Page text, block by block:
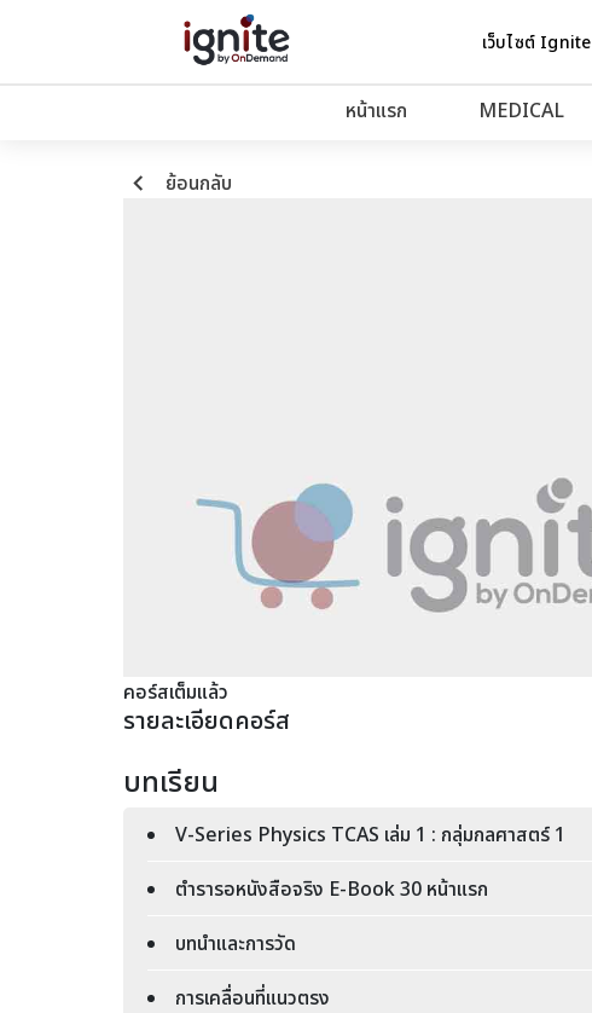
เว็บไซต์ Ignite
หน้าแรก MEDICAL
keyboard_arrow_left ย้อนกลับ
คอร์สเต็มแล้ว
รายละเอียดคอร์ส
บทเรียน
V-Series Physics TCAS เล่ม 1 : กลุ่มกลศาสตร์ 1
ตำรารอหนังสือจริง E-Book 30 หน้าแรก
บทนำและการวัด
การเคลื่อนที่แนวตรง